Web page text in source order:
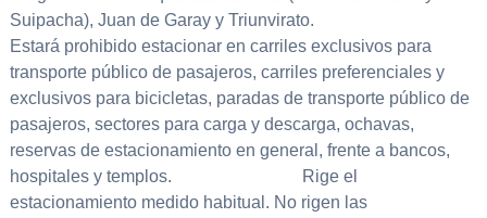
Suipacha), Juan de Garay y Triunvirato.
Estará prohibido estacionar en carriles exclusivos para
transporte público de pasajeros, carriles preferenciales y
exclusivos para bicicletas, paradas de transporte público de
pasajeros, sectores para carga y descarga, ochavas,
reservas de estacionamiento en general, frente a bancos,
hospitales y templos. Rige el
estacionamiento medido habitual. No rigen las